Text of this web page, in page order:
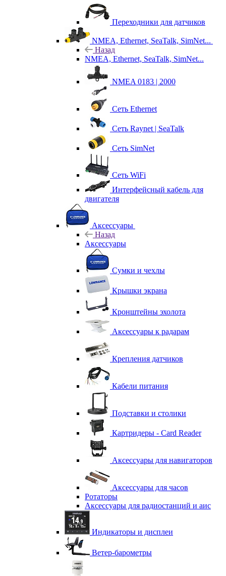
Переходники для датчиков
NMEA, Ethernet, SeaTalk, SimNet...
Назад
NMEA, Ethernet, SeaTalk, SimNet...
NMEA 0183 | 2000
Сеть Ethernet
Сеть Raynet | SeaTalk
Сеть SimNet
Сеть WiFi
Интерфейсный кабель для
двигателя
Аксессуары
Назад
Аксессуары
Сумки и чехлы
Крышки экрана
Кронштейны эхолота
Аксессуары к радарам
Крепления датчиков
Кабели питания
Подставки и столики
Картридеры - Card Reader
Аксессуары для навигаторов
Аксессуары для часов
Ротаторы
Аксессуары для радиостанций и аис
Индикаторы и дисплеи
Ветер-барометры